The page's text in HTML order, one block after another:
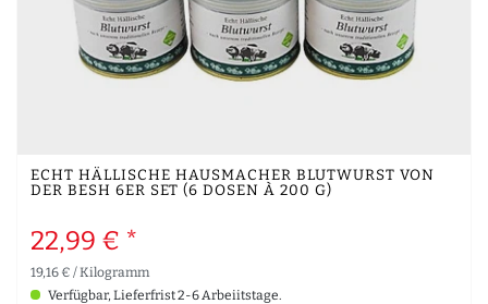
ECHT HÄLLISCHE HAUSMACHER BLUTWURST VON
DER BESH 6ER SET (6 DOSEN À 200 G)
22,99 € *
19,16 € / Kilogramm
Verfügbar, Lieferfrist 2-6 Arbeiitstage.